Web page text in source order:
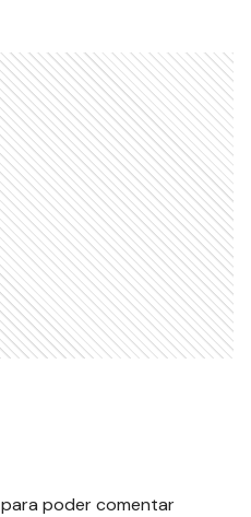
para poder comentar